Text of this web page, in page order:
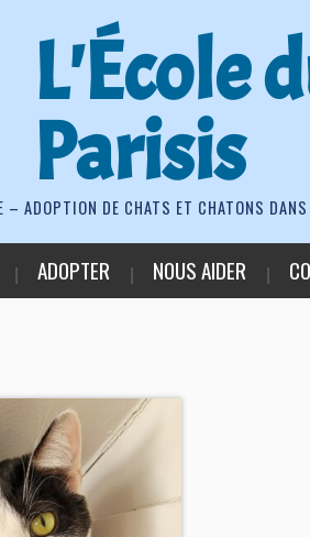
L'École
Parisis
ADOPTION DE CHATS ET CHATONS
ADOPTER NOUS AIDER